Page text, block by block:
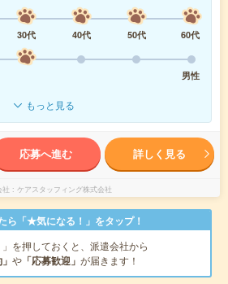
30代 40代 50代
60代
男性
もっと見る
応募へ進む 詳しく見る
ケアスタッフィング株式会社
ら「★気になる！」をタップ！
」を押しておくと、派遣会社から
や 「応募歓迎」 が届きます！